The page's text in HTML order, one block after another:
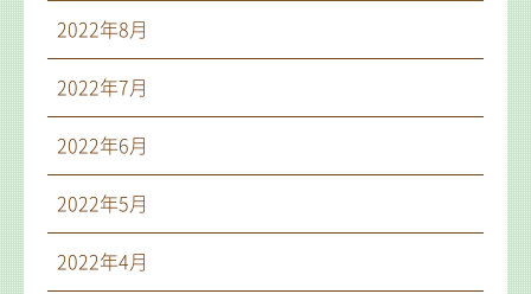
2022年8月
2022年7月
2022年6月
2022年5月
2022年4月